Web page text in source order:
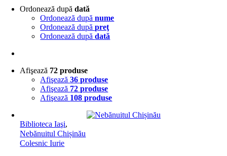
Ordonează dupădată
Ordonează dupănume
Ordonează dupăpreţ
Ordonează dupădată
Afişează 72 produse
Afişează36 produse
Afişează 72 produse
Afişează 108 produse
Biblioteca Iaşi,
Nebănuitul Chișinău
Colesnic Iurie